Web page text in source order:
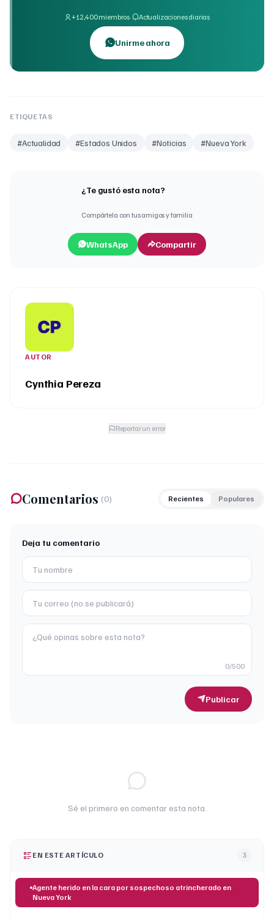
+12,400 miembros· Actualizaciones diarias
Unirme ahora
ETIQUETAS
#Actualidad #Estados Unidos #Noticias #Nueva York
¿Te gustó esta nota?
Compártela con tus amigos y familia
WhatsApp Compartir
AUTOR
Cynthia Pereza
Reportar un error
Comentarios (0) Recientes Populares
Deja tu comentario
0/500
Publicar
Sé el primero en comentar esta nota.
EN ESTE ARTÍCULO 3
Agente herido en la cara por sospechoso atrincherado en
Nueva York